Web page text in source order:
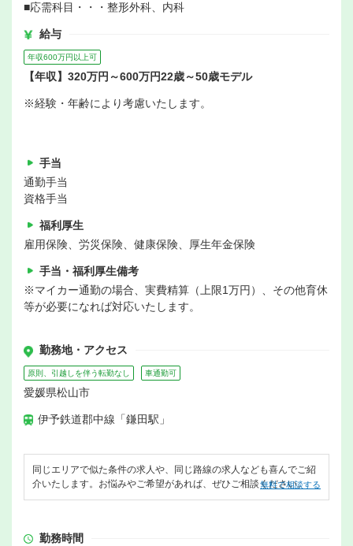
■応需科目・・・整形外科、内科
給与
年収600万円以上可
【年収】320万円～600万円22歳～50歳モデル
※経験・年齢により考慮いたします。
手当
通勤手当
資格手当
福利厚生
雇用保険、労災保険、健康保険、厚生年金保険
手当・福利厚生備考
※マイカー通勤の場合、実費精算（上限1万円）、その他育休
等が必要になれば対応いたします。
勤務地・アクセス
原則、引越しを伴う転勤なし 車通勤可
愛媛県松山市
伊予鉄道郡中線「鎌田駅」
同じエリアで似た条件の求人や、同じ路線の求人なども喜んでご紹
介いたします。お悩みやご希望があれば、ぜひご相談ください。
無料で相談する
勤務時間